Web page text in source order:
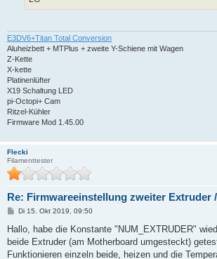
E3DV6+Titan Total Conversion
Aluheizbett + MTPlus + zweite Y-Schiene mit Wagen
Z-Kette
X-kette
Platinenlüfter
X19 Schaltung LED
pi-Octopi+ Cam
Ritzel-Kühler
Firmware Mod 1.45.00
Flecki
Filamenttester
Re: Firmwareeinstellung zweiter Extruder
B
i
r
a
Di 15. Okt 2019, 09:50
Hallo, habe die Konstante "NUM_EXTRUDER"
beide Extruder (am Motherboard umgesteckt)
Funktionieren einzeln beide, heizen und die